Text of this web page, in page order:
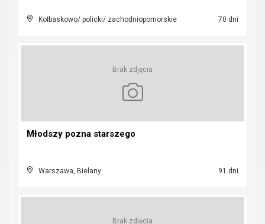
Kołbaskowo/ policki/ zachodniopomorskie 70 dni
Brak zdjęcia
Młodszy pozna starszego
Warszawa, Bielany 91 dni
Brak zdjęcia